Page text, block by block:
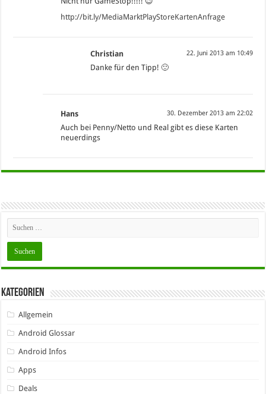
http://bit.ly/MediaMarktPlayStoreKartenAnfrage
Christian 22. Juni 2013 am 10:49
Danke für den Tipp! 🙂
Hans 30. Dezember 2013 am 22:02
Auch bei Penny/Netto und Real gibt es diese Karten
neuerdings
Kategorien
Allgemein
Android Glossar
Android Infos
Apps
Deals